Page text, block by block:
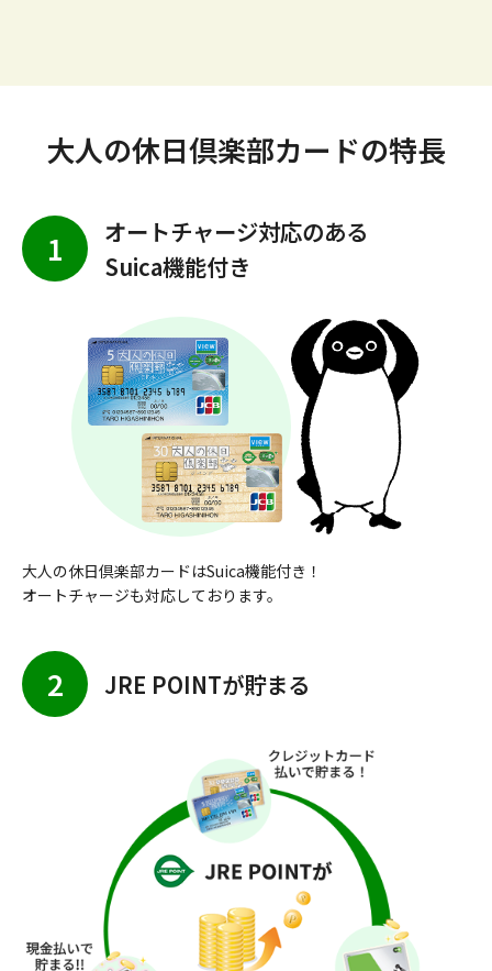
大人の休日倶楽部カードの特長
1
オートチャージ対応のある
Suica機能付き
大人の休日倶楽部カードはSuica機能付き！
オートチャージも対応しております。
2 JRE POINTが貯まる